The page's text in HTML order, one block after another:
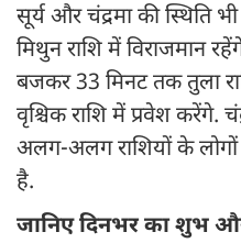
सूर्य और चंद्रमा की स्थिति
मिथुन राशि में विराजमान
बजकर 33 मिनट तक तुला
वृश्चिक राशि में प्रवेश करेंगे.
अलग-अलग राशियों के
है.
जानिए दिनभर का शुभ